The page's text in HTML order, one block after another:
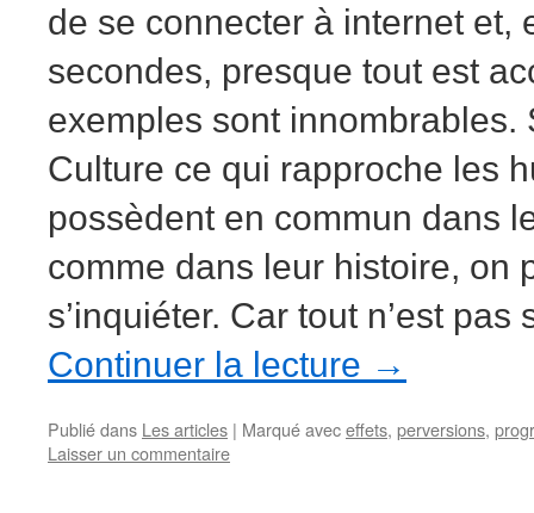
de se connecter à internet et,
secondes, presque tout est
exemples sont innombrables.
Culture ce qui rapproche les
possèdent en commun dans
comme dans leur histoire, on
s’inquiéter. Car tout n’est
Continuer la lecture →
Publié dans Les articles | Marqué aveceffets, perversions,
Laisser un commentaire